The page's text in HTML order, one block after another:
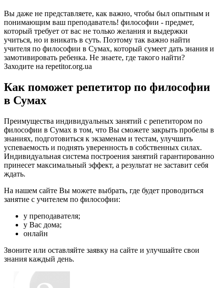
Вы даже не представляете, как важно, чтобы был опытным и
понимающим ваш преподаватель! философии - предмет,
который требует от вас не только желания и выдержки
учиться, но и вникать в суть. Поэтому так важно найти
учителя по философии в Сумах, который сумеет дать знания и
замотивировать ребенка. Не знаете, где такого найти?
Заходите на repetitor.org.ua
Как поможет репетитор по философии
в Сумах
Преимущества индивидуальных занятий с репетитором по
философии в Сумах в том, что Вы сможете закрыть пробелы в
знаниях, подготовиться к экзаменам и тестам, улучшить
успеваемость и поднять уверенность в собственных силах.
Индивидуальная система построения занятий гарантированно
принесет максимальный эффект, а результат не заставит себя
ждать.
На нашем сайте Вы можете выбрать, где будет проводиться
занятие с учителем по философии:
у преподавателя;
у Вас дома;
онлайн
Звоните или оставляйте заявку на сайте и улучшайте свои
знания каждый день.